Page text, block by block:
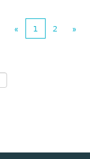
« 1 2 »